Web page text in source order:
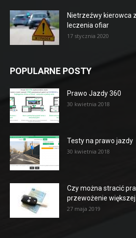
Nietrzeźwy kierowca
leczenia ofiar
17 stycznia 2020
POPULARNE POSTY
Prawo Jazdy 360
30 kwietnia 2018
Testy na prawo jazdy
30 kwietnia 2018
Czy można stracić
przewożenie większej
27 maja 2019